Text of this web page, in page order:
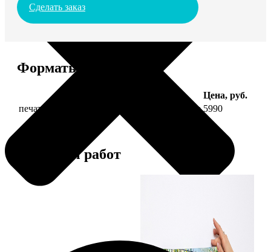
Сделать заказ
Форматы и цены
Цена, руб.
печать фото на холсте 50х70 на подрамнике 5990
Примеры работ